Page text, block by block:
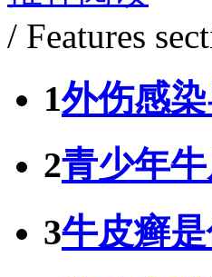
/ Features
1外伤感
2青少年
3牛皮癣